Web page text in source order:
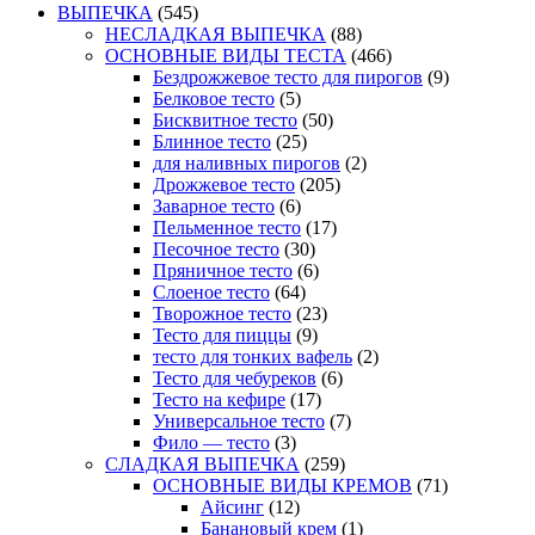
ВЫПЕЧКА (545)
НЕСЛАДКАЯ ВЫПЕЧКА (88)
ОСНОВНЫЕ ВИДЫ ТЕСТА (466)
Бездрожжевое тесто для пирогов (9)
Белковое тесто (5)
Бисквитное тесто (50)
Блинное тесто (25)
для наливных пирогов (2)
Дрожжевое тесто (205)
Заварное тесто (6)
Пельменное тесто (17)
Песочное тесто (30)
Пряничное тесто (6)
Слоеное тесто (64)
Творожное тесто (23)
Тесто для пиццы (9)
тесто для тонких вафель (2)
Тесто для чебуреков (6)
Тесто на кефире (17)
Универсальное тесто (7)
Фило — тесто (3)
СЛАДКАЯ ВЫПЕЧКА (259)
ОСНОВНЫЕ ВИДЫ КРЕМОВ (71)
Айсинг (12)
Банановый крем (1)